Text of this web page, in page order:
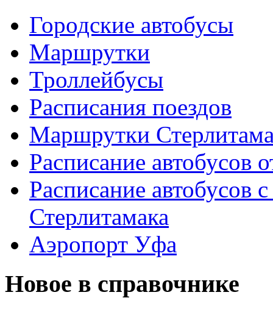
Городские автобусы
Маршрутки
Троллейбусы
Расписания поездов
Маршрутки
Расписание автобусов
Расписание автобусов
Стерлитамака
Аэропорт Уфа
Новое в справочнике